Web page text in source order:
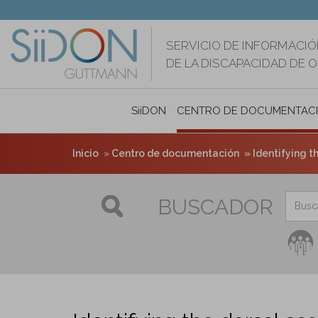
contenido
principal
SERVICIO DE
DE LA DISCAPACIDAD DE
SiiDON CENTRO DE
Inicio Centro de documentación Identifying
BUSCADOR